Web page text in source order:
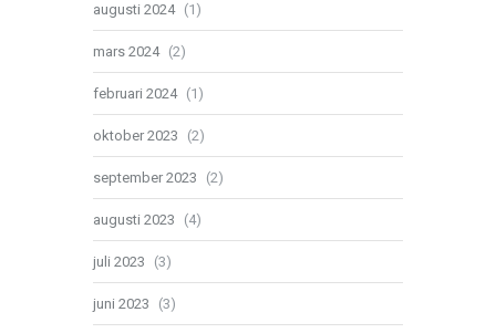
augusti 2024 (1)
mars 2024 (2)
februari 2024 (1)
oktober 2023 (2)
september 2023 (2)
augusti 2023 (4)
juli 2023 (3)
juni 2023 (3)